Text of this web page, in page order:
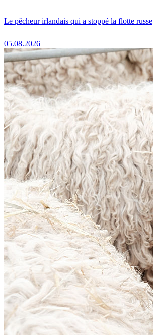
Le pêcheur irlandais qui a stoppé la flotte russe
05.08.2026